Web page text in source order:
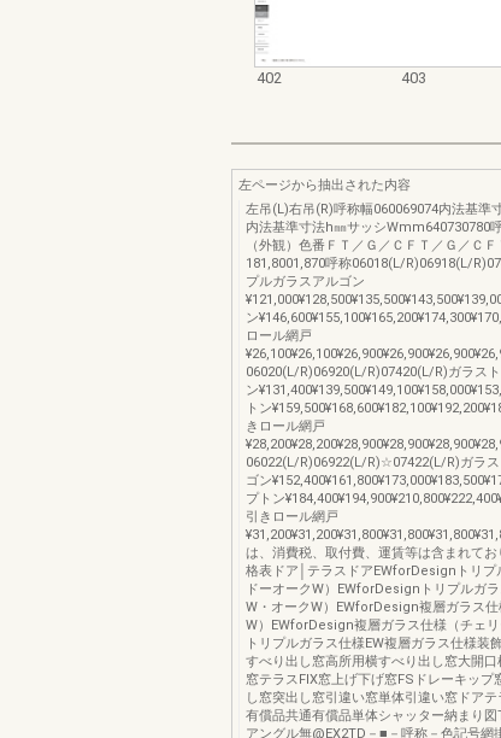
402 403
左ページから抽出された内容
左吊(L)右吊(R)呼称幅060069074内法基準
内法基準寸法h㎜サッシWmm640730780
（外観）色番ＦＴ／Ｇ／ＣＦＴ／Ｇ／ＣＦ
181,8001,870呼称06018(L/R)06918(L/
プルガラスアルゴン
ン
ロール網戸
06020(L/R)06920(L/R)07420(L/R)ガラス
ン
トン
きロール網戸
06022(L/R)06922(L/R)☆07422(L/R)ガラ
ゴン
プトン
引きロール網戸
は、消費税、取付費、運賃等は含まれて
格表ドア│テラスドアEWforDesignトリプ
ドーオークW）EWforDesignトリプルガ
W・オークW）EWforDesign複層ガラス仕
W）EWforDesign複層ガラス仕様（チェ
トリプルガラス仕様EW複層ガラス仕様装
すべり出し窓高所用横すべり出し窓大開口
窓テラスFIX窓上げ下げ窓FSドレーキップ
し窓突出し窓引違い窓単体引違い窓ドア
有償品共通有償品単体シャッター納まり
アングル無@EX2TD－■－呼称－色記号網